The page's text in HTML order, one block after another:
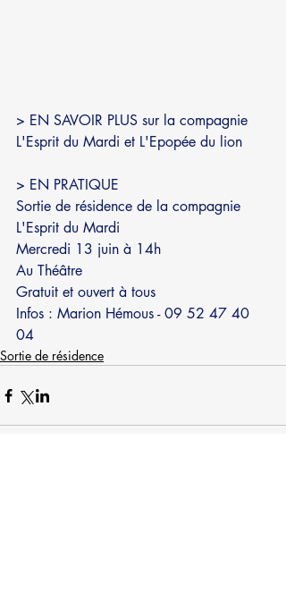
> EN SAVOIR PLUS sur la compagnie
L'Esprit du Mardi et L'Epopée du lion
> EN PRATIQUE
Sortie de résidence de la compagnie
L'Esprit du Mardi
Mercredi 13 juin à 14h
Au Théâtre
Gratuit et ouvert à tous
Infos : Marion Hémous - 09 52 47 40
04
Sortie de résidence